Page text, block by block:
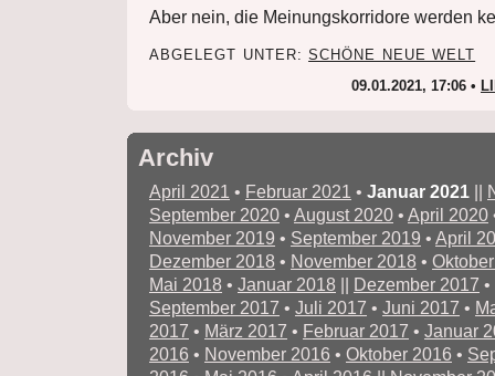
Aber nein, die Meinungskorridore werden
ABGELEGT UNTER:SCHÖNE NEUE WELT
09.01.2021, 17:06 •
Archiv
April 2021 • Februar 2021 • Januar 2021
September 2020 • August 2020 • April 2020
November 2019 • September 2019 • April
Dezember 2018 • November 2018 •
Mai 2018 • Januar 2018 Dezember 2017 •
September 2017 • Juli 2017 • Juni 2017 •
2017 • März 2017 • Februar 2017 • Januar
2016 • November 2016 • Oktober 2016 •